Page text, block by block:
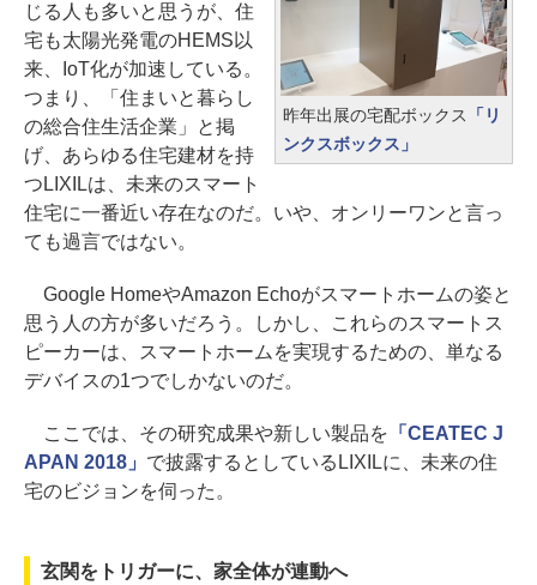
昨年出展の宅配ボックス
「リ
ンクスボックス」
じる人も多いと思うが、住
宅も太陽光発電のHEMS以
来、IoT化が加速している。
つまり、「住まいと暮らし
の総合住生活企業」と掲
げ、あらゆる住宅建材を持
つLIXILは、未来のスマート
住宅に一番近い存在なのだ。いや、オンリーワンと言っ
ても過言ではない。
Google HomeやAmazon Echoがスマートホームの姿と
思う人の方が多いだろう。しかし、これらのスマートス
ピーカーは、スマートホームを実現するための、単なる
デバイスの1つでしかないのだ。
ここでは、その研究成果や新しい製品を 「CEATEC J
APAN 2018」 で披露するとしているLIXILに、未来の住
宅のビジョンを伺った。
玄関をトリガーに、家全体が連動へ